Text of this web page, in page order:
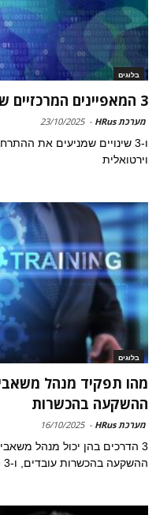
בלוגים
3 המאפיינים המרכזיים של עובדים וירטואליים
מערכת HRus -
23/10/2025
ו-3 שינויים שמניעים את
וירטואלית
בלוגים
מהו תפקיד מנהל
ההשקעה בהכשרות
מערכת HRus -
16/10/2025
3 הדרכים בהן יכול מנהל
ההשקעה בהכשרות עובדים, ו-3 הפעולות שעליו לנקוט לשם כך